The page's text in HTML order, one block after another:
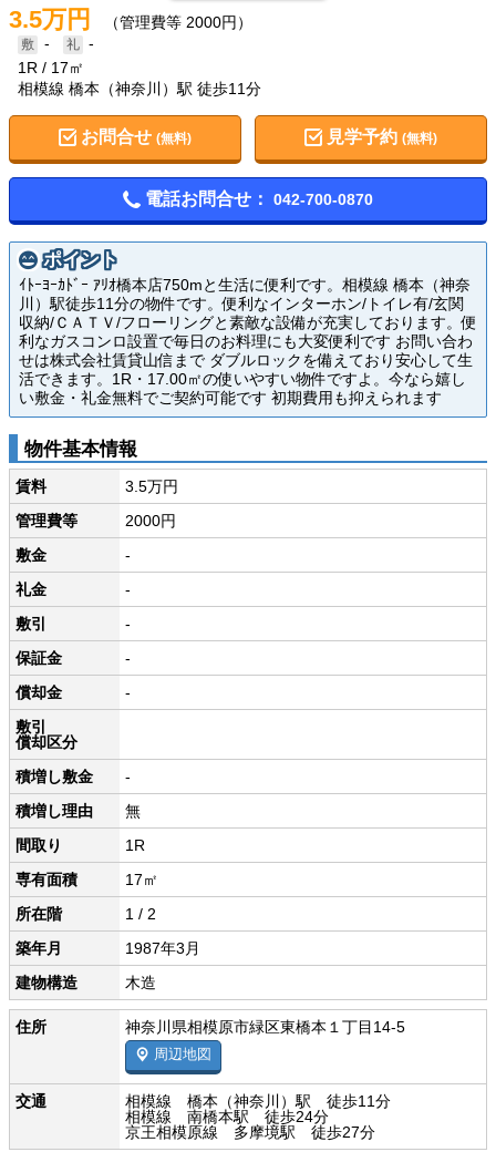
3.5万円 （管理費等 2000円）
-
-
1R
17㎡
相模線 橋本（神奈川）駅 徒歩11分
お問合せ (無料) 見学予約(無料)
電話お問合せ： 042-700-0870
ポイント
ｲﾄｰﾖｰｶﾄﾞｰ ｱﾘｵ橋本店750mと生活に便利です。相模線 橋本（神奈
川）駅徒歩11分の物件です。便利なインターホン/トイレ有/玄関
収納/ＣＡＴＶ/フローリングと素敵な設備が充実しております。便
利なガスコンロ設置で毎日のお料理にも大変便利です お問い合わ
せは株式会社賃貸山信まで ダブルロックを備えており安心して生
活できます。1R・17.00㎡の使いやすい物件ですよ。今なら嬉し
い敷金・礼金無料でご契約可能です 初期費用も抑えられます
物件基本情報
賃料
3.5万円
管理費等
2000円
敷金
-
礼金
-
敷引
-
保証金
-
償却金
-
敷引
償却区分
積増し敷金
-
積増し理由
無
間取り
1R
専有面積
17㎡
所在階
1 / 2
築年月
1987年3月
建物構造
木造
住所 神奈川県相模原市緑区東橋本１丁目14-5
周辺地図
交通
相模線 橋本（神奈川）駅 徒歩11分
相模線 南橋本駅 徒歩24分
京王相模原線 多摩境駅 徒歩27分